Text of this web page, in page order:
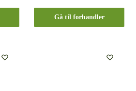
Gå til forhandler